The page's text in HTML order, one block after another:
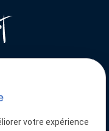
votre expérience